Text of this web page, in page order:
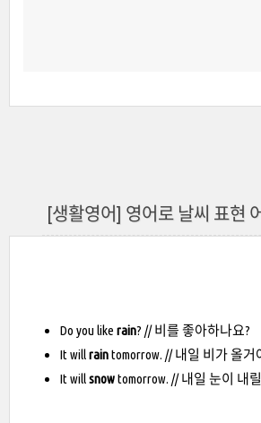
[생활영어] 영어로 날씨 표현
Do you like rain? // 비를 좋아하나요?
It willraintomorrow. // 내일 비가 올거
It willsnowtomorrow. // 내일 눈이 내